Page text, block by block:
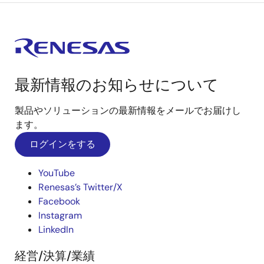
最新情報のお知らせについて
製品やソリューションの最新情報をメールでお届けし
ます。
ログインをする
YouTube
Renesas’s Twitter/X
Facebook
Instagram
LinkedIn
経営/決算/業績